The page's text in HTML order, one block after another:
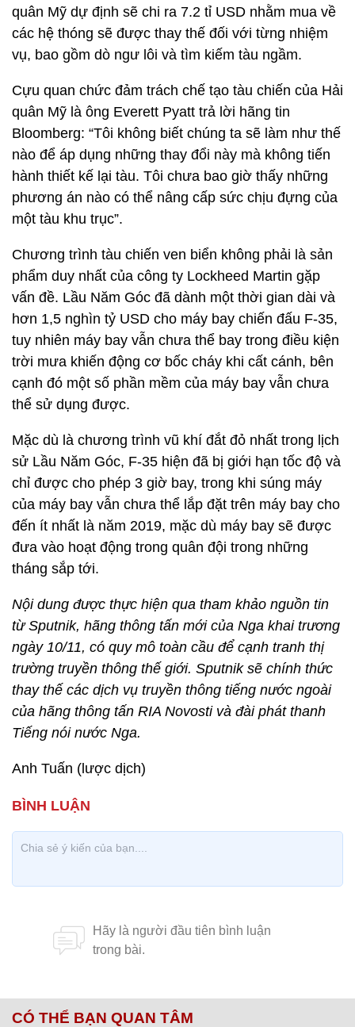
quân Mỹ dự định sẽ chi ra 7.2 tỉ USD nhằm mua về
các hệ thóng sẽ được thay thế đối với từng nhiệm
vụ, bao gồm dò ngư lôi và tìm kiếm tàu ngầm.
Cựu quan chức đảm trách chế tạo tàu chiến của Hải
quân Mỹ là ông Everett Pyatt trả lời hãng tin
Bloomberg: “Tôi không biết chúng ta sẽ làm như thế
nào để áp dụng những thay đổi này mà không tiến
hành thiết kế lại tàu. Tôi chưa bao giờ thấy những
phương án nào có thể nâng cấp sức chịu đựng của
một tàu khu trục”.
Chương trình tàu chiến ven biển không phải là sản
phẩm duy nhất của công ty Lockheed Martin gặp
vấn đề. Lầu Năm Góc đã dành một thời gian dài và
hơn 1,5 nghìn tỷ USD cho máy bay chiến đấu F-35,
tuy nhiên máy bay vẫn chưa thể bay trong điều kiện
trời mưa khiến động cơ bốc cháy khi cất cánh, bên
cạnh đó một số phần mềm của máy bay vẫn chưa
thể sử dụng được.
Mặc dù là chương trình vũ khí đắt đỏ nhất trong lịch
sử Lầu Năm Góc, F-35 hiện đã bị giới hạn tốc độ và
chỉ được cho phép 3 giờ bay, trong khi súng máy
của máy bay vẫn chưa thể lắp đặt trên máy bay cho
đến ít nhất là năm 2019, mặc dù máy bay sẽ được
đưa vào hoạt động trong quân đội trong những
tháng sắp tới.
Nội dung được thực hiện qua tham khảo nguồn tin
từ Sputnik, hãng thông tấn mới của Nga khai trương
ngày 10/11, có quy mô toàn cầu để cạnh tranh thị
trường truyền thông thế giới. Sputnik sẽ chính thức
thay thế các dịch vụ truyền thông tiếng nước ngoài
của hãng thông tấn RIA Novosti và đài phát thanh
Tiếng nói nước Nga.
Anh Tuấn (lược dịch)
CÓ THỂ BẠN QUAN TÂM